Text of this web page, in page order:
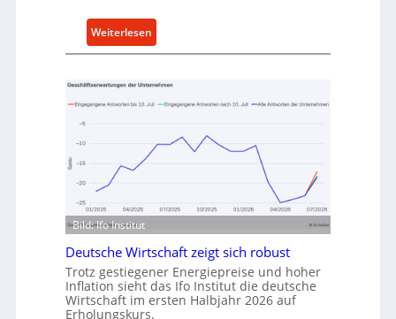
a
f
v
I
u
s
t
r
i
e
Weiterlesen:
M
t
h
d
ü
r
n
a
c
h
Bild: Ifo Institut
Deutsche Wirtschaft zeigt sich robust
Trotz gestiegener Energiepreise und hoher
Inflation sieht das Ifo Institut die deutsche
Wirtschaft im ersten Halbjahr 2026 auf
Erholungskurs.